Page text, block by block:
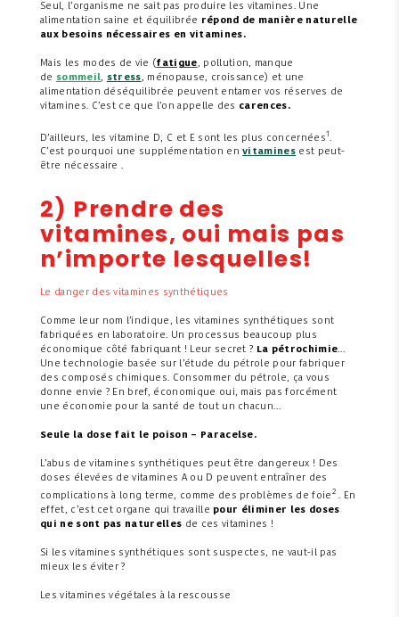
Seul, l’organisme ne sait pas produire les vitamines. Une
alimentation saine et équilibrée répond de manière naturelle
aux besoins nécessaires en vitamines.
Mais les modes de vie (fatigue, pollution, manque
de sommeil, stress, ménopause, croissance) et une
alimentation déséquilibrée peuvent entamer vos réserves de
vitamines. C’est ce que l’on appelle des carences.
D’ailleurs, les vitamine D, C et E sont les plus concernées1
C’est pourquoi une supplémentation envitamines est peut-
être nécessaire .
2) Prendre des
vitamines, oui mais pas
n’importe lesquelles!
Le danger des vitamines synthétiques
Comme leur nom l’indique, les vitamines synthétiques sont
fabriquées en laboratoire. Un processus beaucoup plus
économique côté fabriquant ! Leur secret ? La pétrochimie…
Une technologie basée sur l’étude du pétrole pour fabriquer
des composés chimiques. Consommer du pétrole, ça vous
donne envie ? En bref, économique oui, mais pas forcément
une économie pour la santé de tout un chacun…
Seule la dose fait le poison – Paracelse.
L’abus de vitamines synthétiques peut être dangereux ! Des
doses élevées de vitamines A ou D peuvent entraîner des
complications à long terme, comme des problèmes de foie 2. En
effet, c’est cet organe qui travaille pour éliminer les doses
qui ne sont pas naturelles de ces vitamines !
Si les vitamines synthétiques sont suspectes, ne vaut-il pas
mieux les éviter ?
Les vitamines végétales à la rescousse